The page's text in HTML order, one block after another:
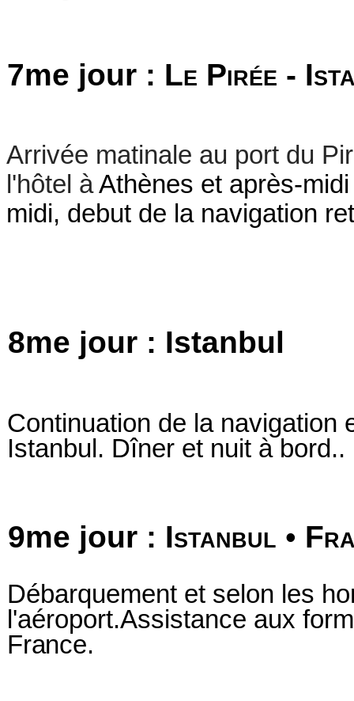
7me jour : Le Pirée -
Arrivée matinale au port du
l'hôtel àAthènes et après-
midi, debut de la navigation
8me jour : Istanbul
Continuation de la navigation
Istanbul. Dîner et nuit à bord..
9me jour : Istanbul •
Débarquement et selon les
l'aéroport.Assistance aux
France.